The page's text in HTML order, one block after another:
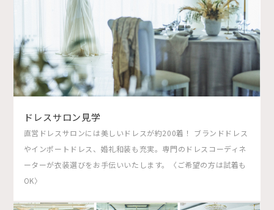
ドレスサロン見学
直営ドレスサロンには美しいドレスが約200着！ ブランドドレス
やインポートドレス、婚礼和装も充実。専門のドレスコーディネ
ーターが衣装選びをお手伝いいたします。〈ご希望の方は試着も
OK〉